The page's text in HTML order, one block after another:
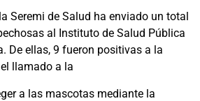
Seremi de Salud ha enviado un total
al Instituto de Salud Pública
De ellas, 9 fueron positivas a la
llamado a la
a las mascotas mediante la